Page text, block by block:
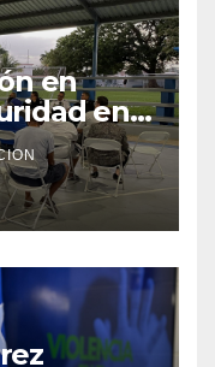
en
en